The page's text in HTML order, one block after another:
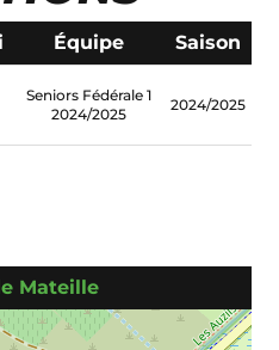
Équipe Saison
Seniors Fédérale 1
2024/2025
2024/2025
Mateille